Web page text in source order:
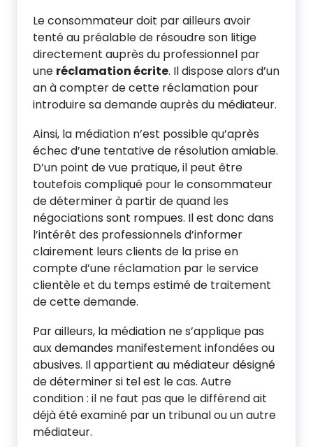
Le consommateur doit par ailleurs avoir
tenté au préalable de résoudre son litige
directement auprès du professionnel par
une réclamation écrite. Il dispose alors d’un
an à compter de cette réclamation pour
introduire sa demande auprès du médiateur.
Ainsi, la médiation n’est possible qu’après
échec d’une tentative de résolution amiable.
D’un point de vue pratique, il peut être
toutefois compliqué pour le consommateur
de déterminer à partir de quand les
négociations sont rompues. Il est donc dans
l’intérêt des professionnels d’informer
clairement leurs clients de la prise en
compte d’une réclamation par le service
clientèle et du temps estimé de traitement
de cette demande.
Par ailleurs, la médiation ne s’applique pas
aux demandes manifestement infondées ou
abusives. Il appartient au médiateur désigné
de déterminer si tel est le cas. Autre
condition : il ne faut pas que le différend ait
déjà été examiné par un tribunal ou un autre
médiateur.